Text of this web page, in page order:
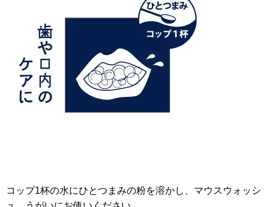
コップ1杯の水にひとつまみの粉を溶かし、マウスウォッシ